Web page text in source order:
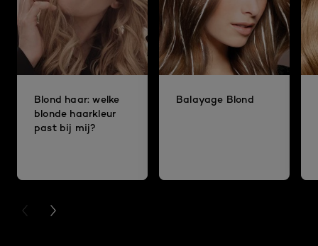
Blond haar: welke
blonde haarkleur
past bij mij?
Balayage Blond
PREVIOUS CARD
NEXT CARD